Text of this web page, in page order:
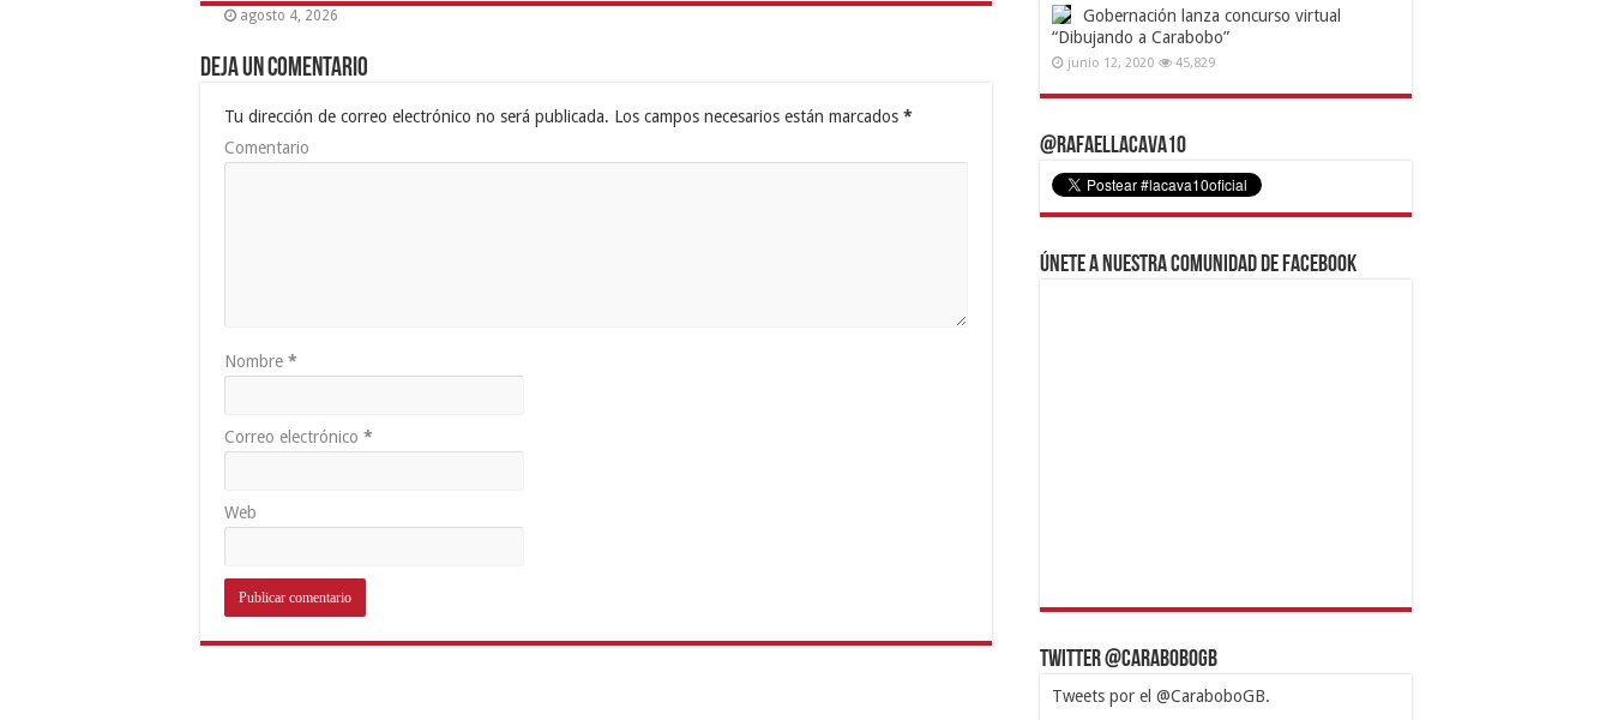
agosto 4, 2026
Deja un comentario
Tu dirección de correo electrónico no será publicada. Los campos necesarios están marcados *
Comentario
Nombre *
Correo electrónico *
Web
Gobernación lanza concurso virtual
“Dibujando a Carabobo”
junio 12, 2020 45,829
@RafaelLacava10
Únete a nuestra comunidad de Facebook
Twitter @CaraboboGB
Tweets por el @CaraboboGB.